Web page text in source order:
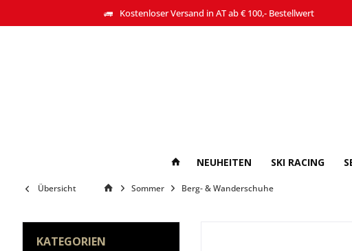
Kostenloser Versand in AT ab € 100,- Bestellwert
NEUHEITEN SKI RACING
Übersicht Sommer Berg- & Wanderschuhe
KATEGORIEN